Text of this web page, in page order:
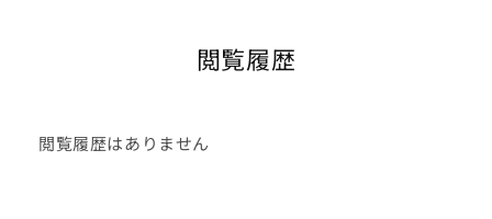
閲覧履歴
閲覧履歴はありません